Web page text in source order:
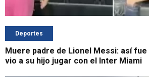
Deportes
Muere padre de Lionel Messi: así
vio a su hijo jugar con el Inter Miami